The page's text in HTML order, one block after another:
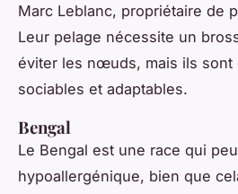
Marc Leblanc, propriétaire de
Leur pelage nécessite un
éviter les nœuds, mais ils sont
sociables et adaptables.
Bengal
Le Bengal est une race qui
hypoallergénique, bien que